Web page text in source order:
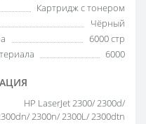
Картридж с тонером
Чёрный
6000 стр
6000
HP LaserJet 2300/ 2300d/
2300n/ 2300L/ 2300dtn